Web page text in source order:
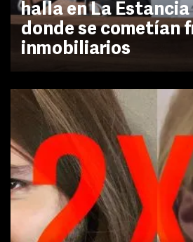
halla en La
donde se cometían
inmobiliarios